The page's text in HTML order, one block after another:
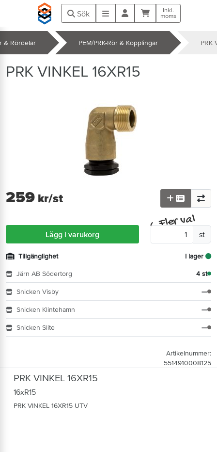
Hoppa till huvudinnehåll
Sök Meny Kundvagn
Inkl.
moms
& Rördelar PEM/PRK-Rör & Kopplingar PRK
PRK VINKEL 16XR15
16xR15
PRK VINKEL 16XR15 UTV
PRK VINKEL 16XR15
259 kr/st
^Fler val
Lägg i varukorg st
Tillgänglighet I lager
Järn AB Södertorg 4 st
Snicken Visby —
Snicken Klintehamn —
Snicken Slite —
Artikelnummer:
5514910008125